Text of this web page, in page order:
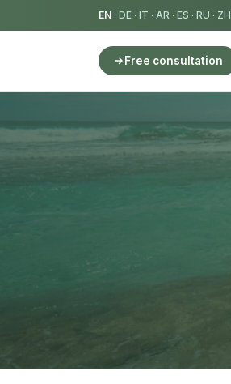
EN · DE · IT · AR · ES · RU · ZH
Free consultation